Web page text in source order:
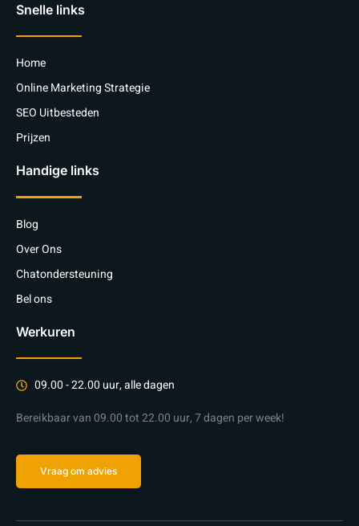
Snelle links
Home
Online Marketing Strategie
SEO Uitbesteden
Prijzen
Handige links
Blog
Over Ons
Chatondersteuning
Bel ons
Werkuren
09.00 - 22.00 uur, alle dagen
Bereikbaar van 09.00 tot 22.00 uur, 7 dagen per week!
Vraag om advies